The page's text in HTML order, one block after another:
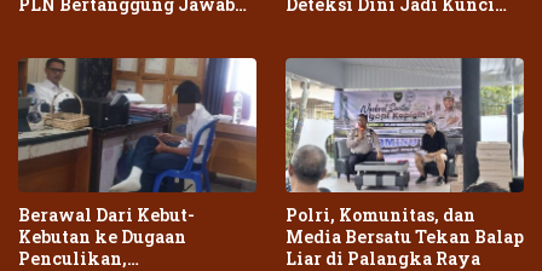
Berawal Dari Kebut-
Kebutan ke Dugaan
Penculikan,
Polri, Komunitas, dan
Media Bersatu Tekan Balap
Liar di Palangka Raya